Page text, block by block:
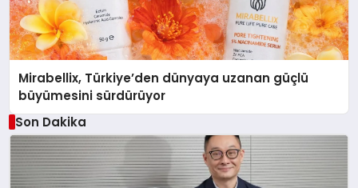
Mirabellix, Türkiye’den dünyaya uzanan güçlü
büyümesini sürdürüyor
Son Dakika